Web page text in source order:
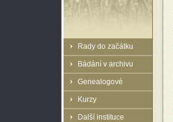
Rady do začátku
Bádání v archivu
Genealogové
Kurzy
Další instituce